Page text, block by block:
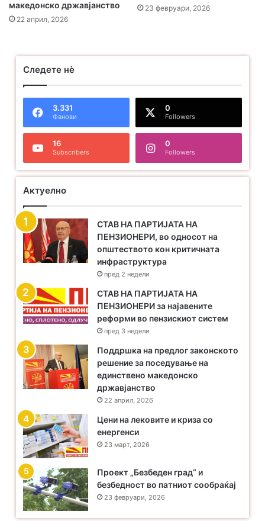
македонско државјанство
22 април, 2026
23 февруари, 2026
Следете нѐ
3.331
Фанови
0
Followers
16
Subscribers
0
Followers
Актуелно
СТАВ НА ПАРТИЈАТА НА
ПЕНЗИОНЕРИ, во односот на
општеството кон критичната
инфраструктура
пред 2 недели
​СТАВ НА ПАРТИЈАТА НА
ПЕНЗИОНЕРИ за најавените
реформи во пензискиот систем
пред 3 недели
Поддршка на предлог законското
решение за поседување на
единствено македонско
државјанство
22 април, 2026
Цени на лековите и криза со
енергенси
23 март, 2026
Проект „Безбеден град“ и
безбедност во патниот сообраќај
23 февруари, 2026